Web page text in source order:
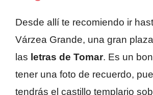
Desde allí te recomiendo ir
Várzea Grande, una gran
las letras de Tomar. Es un
tener una foto de recuerdo,
tendrás el castillo templario